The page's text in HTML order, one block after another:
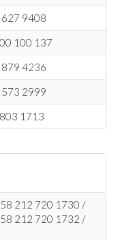
9408
100 137
4236
2999
1713
212 720 1730 /
212 720 1732 /